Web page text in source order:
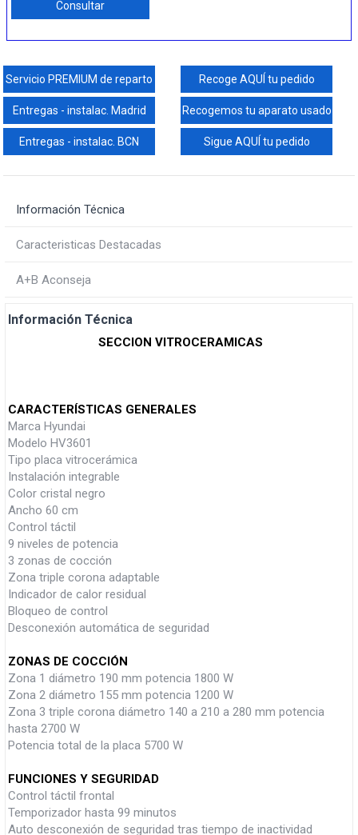
Consultar
Servicio PREMIUM de reparto Recoge AQUÍ tu pedido
Entregas - instalac. Madrid Recogemos tu aparato usado
Entregas - instalac. BCN Sigue AQUÍ tu pedido
Información Técnica
Caracteristicas Destacadas
A+B Aconseja
Información Técnica
SECCION VITROCERAMICAS
CARACTERÍSTICAS GENERALES
Marca Hyundai
Modelo HV3601
Tipo placa vitrocerámica
Instalación integrable
Color cristal negro
Ancho 60 cm
Control táctil
9 niveles de potencia
3 zonas de cocción
Zona triple corona adaptable
Indicador de calor residual
Bloqueo de control
Desconexión automática de seguridad
ZONAS DE COCCIÓN
Zona 1 diámetro 190 mm potencia 1800 W
Zona 2 diámetro 155 mm potencia 1200 W
Zona 3 triple corona diámetro 140 a 210 a 280 mm potencia
hasta 2700 W
Potencia total de la placa 5700 W
FUNCIONES Y SEGURIDAD
Control táctil frontal
Temporizador hasta 99 minutos
Auto desconexión de seguridad tras tiempo de inactividad